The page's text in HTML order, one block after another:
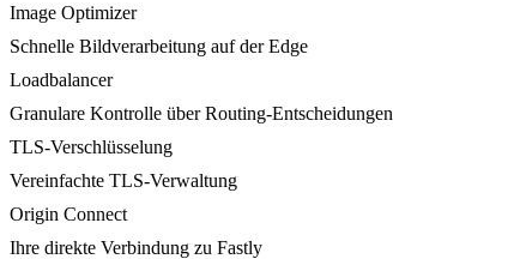
Image Optimizer
Schnelle Bildverarbeitung auf der Edge
Loadbalancer
Granulare Kontrolle über Routing-Entscheidungen
TLS-Verschlüsselung
Vereinfachte TLS-Verwaltung
Origin Connect
Ihre direkte Verbindung zu Fastly